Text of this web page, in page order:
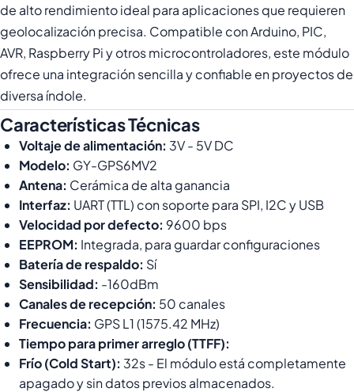
de alto rendimiento ideal para aplicaciones que requieren
geolocalización precisa. Compatible con Arduino, PIC,
AVR, Raspberry Pi y otros microcontroladores, este módulo
ofrece una integración sencilla y confiable en proyectos de
diversa índole.
Características Técnicas
Voltaje de alimentación: 3V - 5V DC
Modelo: GY-GPS6MV2
Antena: Cerámica de alta ganancia
Interfaz: UART (TTL) con soporte para SPI, I2C y USB
Velocidad por defecto: 9600 bps
EEPROM: Integrada, para guardar configuraciones
Batería de respaldo: Sí
Sensibilidad: -160dBm
Canales de recepción: 50 canales
Frecuencia: GPS L1 (1575.42 MHz)
Tiempo para primer arreglo (TTFF):
Frío (Cold Start): 32s - El módulo está completamente
apagado y sin datos previos almacenados.